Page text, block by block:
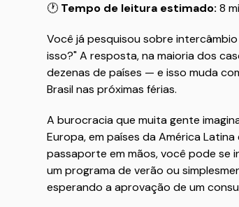
🕐 Tempo de leitura estimado: 8
Você já pesquisou sobre
isso?" A resposta, na maioria dos
dezenas de países — e isso muda
Brasil nas próximas férias.
A burocracia que muita gente
Europa, em países da América
passaporte em mãos, você pode se
um programa de verão ou
esperando a aprovação de um